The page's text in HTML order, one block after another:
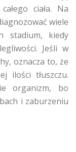
ciała. Na
wiele
stadium, kiedy
Jeśli w
oznacza to, że
ilości tłuszczu.
organizm, bo
i zaburzeniu